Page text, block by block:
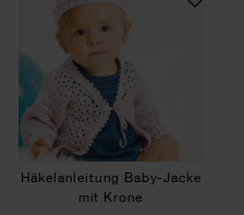
Häkelanleitung Baby-Jacke
mit Krone